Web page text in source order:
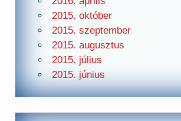
2015. október
2015. szeptember
2015. augusztus
2015. július
2015. június